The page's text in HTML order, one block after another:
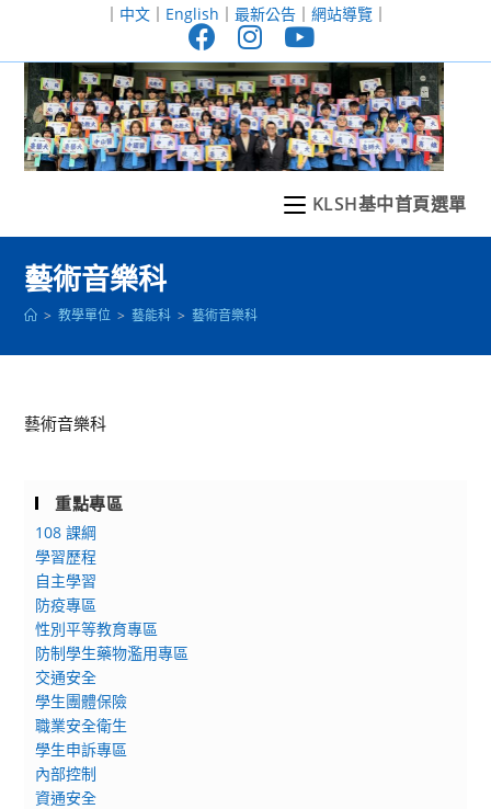
至
｜ 中文｜ English ｜ 最新公告｜ 網站導覽｜
KLSH基中首頁選單
藝術音樂科
> 教學單位 > 藝能科 > 藝術音樂科
藝術音樂科
重點專區
108 課綱
學習歷程
自主學習
防疫專區
性別平等教育專區
防制學生藥物濫用專區
交通安全
學生團體保險
職業安全衛生
學生申訴專區
內部控制
資通安全